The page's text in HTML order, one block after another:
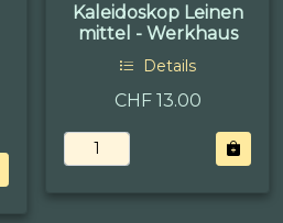
Kaleidoskop Leinen
mittel - Werkhaus
Details
CHF 13.00